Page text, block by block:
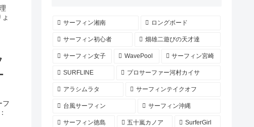
フ
サーフィン湘南 ロングボード
サーフィン初心者 畑雄二遊びの天才達
サーフィン女子 WavePool サーフィン宮崎
SURFLINE プロサーファー河村カイサ
アラシムラタ サーフィンテイクオフ
台風サーフィン サーフィン沖縄
サーフィン徳島 五十嵐カノア SurferGirl